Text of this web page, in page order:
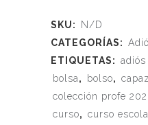
SKU:
N/D
CATEGORÍAS:
ETIQUETAS:
bolsa, bolso,
colección profe
curso, curso